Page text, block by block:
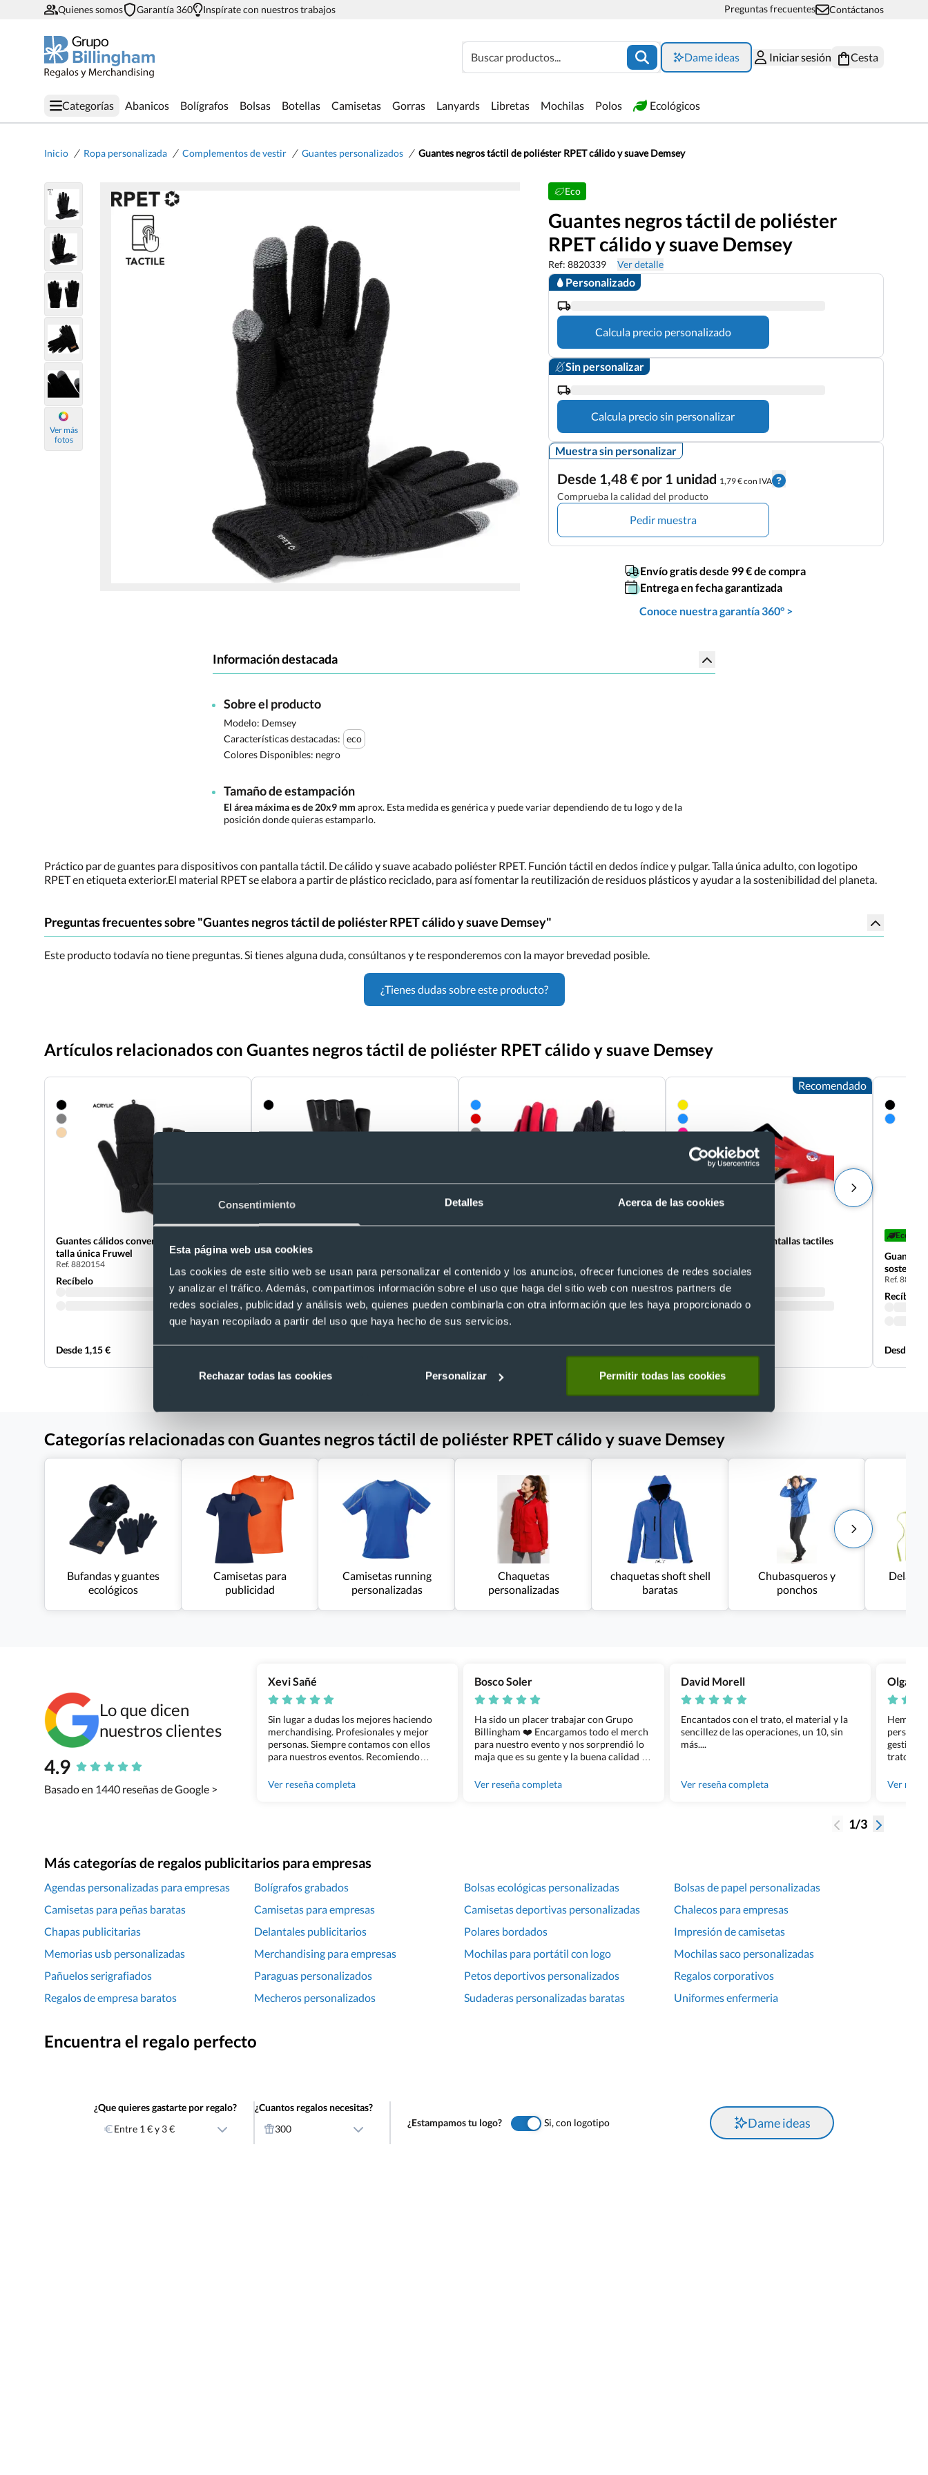
Consentimiento Detalles Acerca de las cookies
Esta página web usa cookies
Las cookies de este sitio web se usan para personalizar el contenido y los anuncios, ofrecer funciones de redes sociales
y analizar el tráfico. Además, compartimos información sobre el uso que haga del sitio web con nuestros partners de
redes sociales, publicidad y análisis web, quienes pueden combinarla con otra información que les haya proporcionado o
que hayan recopilado a partir del uso que haya hecho de sus servicios.
Rechazar todas las cookies Personalizar Permitir todas las cookies
Quienes somos Garantía 360 Inspírate con nuestros trabajos Preguntas frecuentes Contáctanos
Buscar productos... Dame ideas Iniciar sesión Cesta
Categorías Abanicos Bolígrafos Bolsas Botellas Camisetas Gorras Lanyards Libretas Mochilas Polos Ecológicos
Inicio / Ropa personalizada / Complementos de vestir / Guantes personalizados / Guantes negros táctil de poliéster RPET cálido y suave Demsey
Ver más
fotos
Eco
Guantes negros táctil de poliéster
RPET cálido y suave Demsey
Ref: 8820339 Ver detalle
Personalizado
Calcula precio personalizado
Sin personalizar
Calcula precio sin personalizar
Muestra sin personalizar
Desde 1,48 € por 1 unidad 1,79 € con IVA
Comprueba la calidad del producto
Pedir muestra
Envío gratis desde 99 € de compra
Entrega en fecha garantizada
Conoce nuestra garantía 360° >
Información destacada
Sobre el producto
Modelo: Demsey
Características destacadas: eco
Colores Disponibles: negro
Tamaño de estampación
El área máxima es de 20x9 mm aprox. Esta medida es genérica y puede variar dependiendo de tu logo y de la
posición donde quieras estamparlo.
Práctico par de guantes para dispositivos con pantalla táctil. De cálido y suave acabado poliéster RPET. Función táctil en dedos índice y pulgar. Talla única adulto, con logotipo
RPET en etiqueta exterior.El material RPET se elabora a partir de plástico reciclado, para así fomentar la reutilización de residuos plásticos y ayudar a la sostenibilidad del planeta.
Preguntas frecuentes sobre "Guantes negros táctil de poliéster RPET cálido y suave Demsey"
Este producto todavía no tiene preguntas. Si tienes alguna duda, consúltanos y te responderemos con la mayor brevedad posible.
¿Tienes dudas sobre este producto?
Artículos relacionados con Guantes negros táctil de poliéster RPET cálido y suave Demsey
Guantes cálidos convertibles en manoplas
talla única Fruwel
Ref. 8820154
Recíbelo
Desde 1,15 €
licra de neopreno Scot
Desde 1,50 €
Recíbelo
Desde 2,03 €
Recomendado
Guantes aptos para pantallas tactiles
Desde 0,61 €
Eco
Guantes
Ref. 886855
Recíbelo
Desde
Categorías relacionadas con Guantes negros táctil de poliéster RPET cálido y suave Demsey
Bufandas y guantes
ecológicos
Camisetas para
publicidad
Camisetas running
personalizadas
Chaquetas
personalizadas
chaquetas shoft shell
baratas
Chubasqueros y
ponchos
Lo que dicen
nuestros clientes
4.9
Basado en 1440 reseñas de Google >
Xevi Sañé
Sin lugar a dudas los mejores haciendo
merchandising. Profesionales y mejor
personas. Siempre contamos con ellos
para nuestros eventos. Recomiendo
Ver reseña completa
Bosco Soler
Ha sido un placer trabajar con Grupo
Billingham ❤️ Encargamos todo el merch
para nuestro evento y nos sorprendió lo
maja que es su gente y la buena calidad de
100% recomendado!!
Ver reseña completa
David Morell
Encantados con el trato, el material y la
sencillez de las operaciones, un 10, sin
más....
Ver reseña completa
Olga
Hemos
gestión
trato
gente
Ver
1/3
Más categorías de regalos publicitarios para empresas
Agendas personalizadas para empresas Bolígrafos grabados Bolsas ecológicas personalizadas
Bolsas de papel personalizadas
Camisetas para peñas baratas
Camisetas para empresas Camisetas deportivas personalizadas
Chalecos para empresas
Chapas publicitarias
Delantales publicitarios Polares bordados
Impresión de camisetas
Memorias usb personalizadas
Merchandising para empresas Mochilas para portátil con logo
Mochilas saco personalizadas
Pañuelos serigrafiados
Paraguas personalizados Petos deportivos personalizados
Regalos corporativos
Regalos de empresa baratos
Mecheros personalizados Sudaderas personalizadas baratas Uniformes enfermeria
Encuentra el regalo perfecto
¿Que quieres gastarte por regalo?
Entre 1 € y 3 €
¿Cuantos regalos necesitas?
300
¿Estampamos tu logo? Si, con logotipo Dame ideas